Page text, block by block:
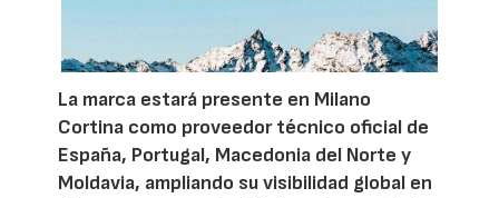
La marca estará presente en Milano
Cortina como proveedor técnico oficial de
España, Portugal, Macedonia del Norte y
Moldavia, ampliando su visibilidad global en